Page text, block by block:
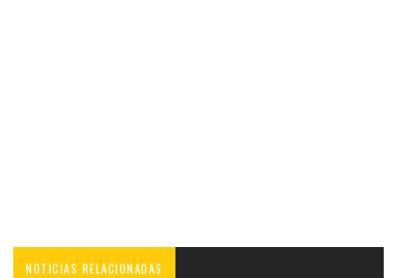
NOTICIAS RELACIONADAS